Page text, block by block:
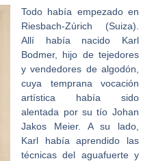
Todo había empezado en
Riesbach-Zúrich (Suiza).
Allí había nacido Karl
Bodmer, hijo de tejedores
y vendedores de algodón,
cuya temprana vocación
artística había sido
alentada por su tío Johan
Jakos Meier. A su lado,
Karl había aprendido las
técnicas del aguafuerte y